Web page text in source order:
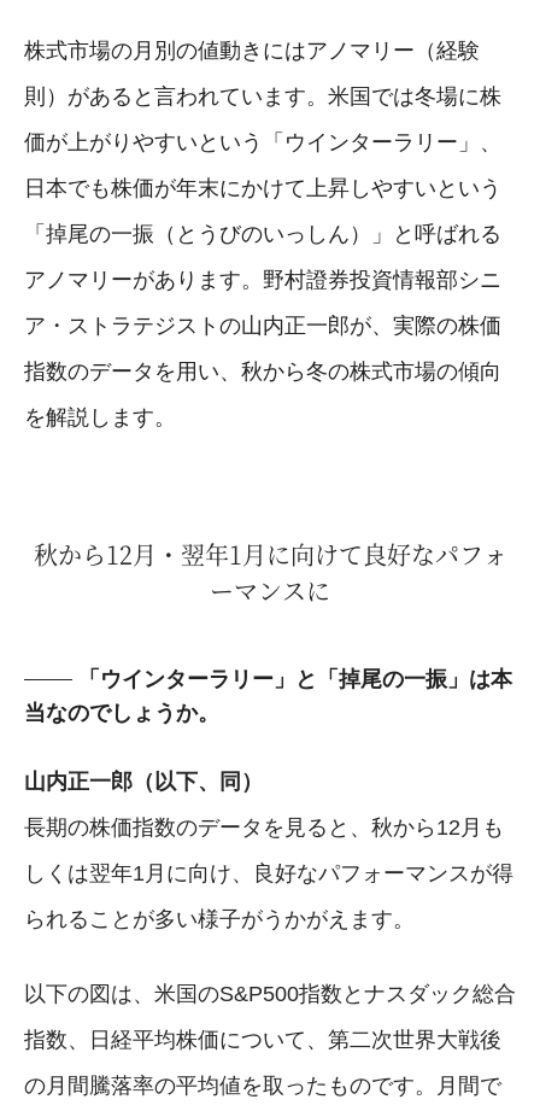
株式市場の月別の値動きにはアノマリー（経験
則）があると言われています。米国では冬場に株
価が上がりやすいという「ウインターラリー」、
日本でも株価が年末にかけて上昇しやすいという
「掉尾の一振（とうびのいっしん）」と呼ばれる
アノマリーがあります。野村證券投資情報部シニ
ア・ストラテジストの山内正一郎が、実際の株価
指数のデータを用い、秋から冬の株式市場の傾向
を解説します。
秋から12月・翌年1月に向けて良好なパフォ
ーマンスに
「ウインターラリー」と「掉尾の一振」は本
当なのでしょうか。
山内正一郎（以下、同）
長期の株価指数のデータを見ると、秋から12月も
しくは翌年1月に向け、良好なパフォーマンスが得
られることが多い様子がうかがえます。
以下の図は、米国のS&P500指数とナスダック総合
指数、日経平均株価について、第二次世界大戦後
の月間騰落率の平均値を取ったものです。月間で